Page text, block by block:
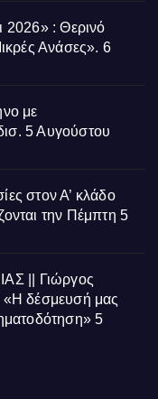
2026» : Θερινό
Ανάσες». 6
με
5 Αυγούστου
στον Α’ κλάδο
την Πέμπτη 5
|| Γιώργος
«Η δέσμευσή μας
5